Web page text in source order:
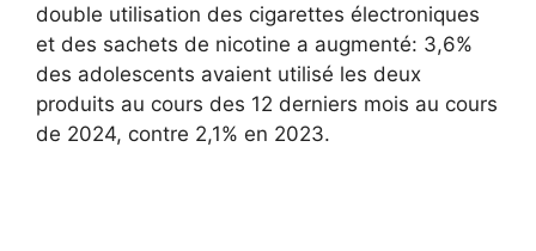
double utilisation des cigarettes électroniques
et des sachets de nicotine a augmenté: 3,6%
des adolescents avaient utilisé les deux
produits au cours des 12 derniers mois au cours
de 2024, contre 2,1% en 2023.